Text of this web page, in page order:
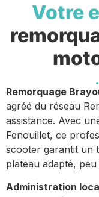
Votre
Remorquage
agréé du réseau
assistance. Avec
Fenouillet, ce
scooter garantit un
plateau adapté,
Administration